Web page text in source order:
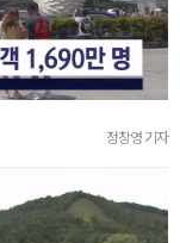
정창영 기자